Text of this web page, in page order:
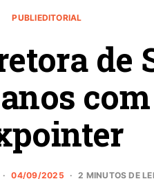
PUBLIEDITORIAL
de
04/09/2025 2 MINUTOS DE